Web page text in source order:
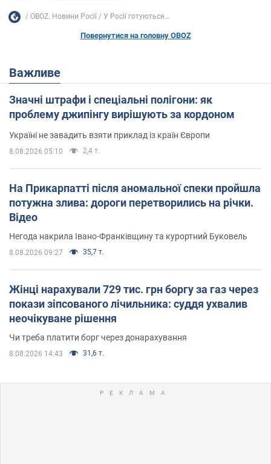
OBOZ. Новини Росії У Росії готуються...
Повернутися на головну OBOZ
Важливе
Значні штрафи і спеціальні полігони: як
проблему джипінгу вирішують за кордоном
Україні не завадить взяти приклад із країн Європи
8.08.2026 05:10 2,4 т.
На Прикарпатті після аномальної спеки пройшла
потужна злива: дороги перетворились на річки.
Відео
Негода накрила Івано-Франківщину та курортний Буковель
8.08.2026 09:27 35,7 т.
Жінці нарахували 729 тис. грн боргу за газ через
покази зіпсованого лічильника: суддя ухвалив
неочікуване рішення
Чи треба платити борг через донарахування
8.08.2026 14:43 31,6 т.